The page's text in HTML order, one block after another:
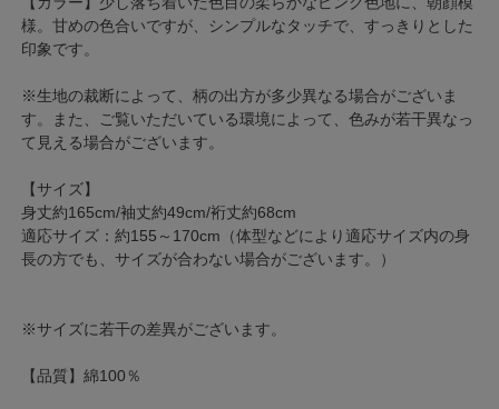
様。甘めの色合いですが、シンプルなタッチで、すっきりとした
印象です。
※生地の裁断によって、柄の出方が多少異なる場合がございま
す。また、ご覧いただいている環境によって、色みが若干異なっ
て見える場合がございます。
【サイズ】
身丈約165cm/袖丈約49cm/裄丈約68cm
適応サイズ：約155～170cm（体型などにより適応サイズ内の身
長の方でも、サイズが合わない場合がございます。）
※サイズに若干の差異がございます。
【品質】綿100％